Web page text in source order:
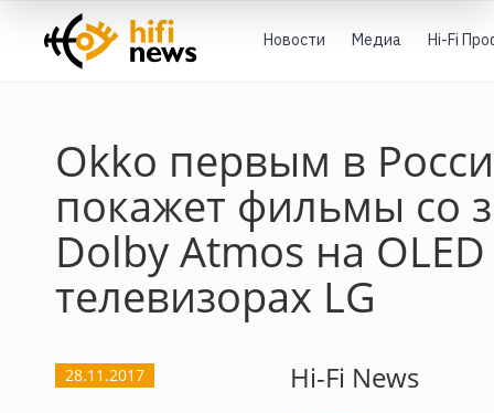
Новости Медиа Hi-Fi
Okko первым в
покажет фильмы со
Dolby Atmos на OLED
телевизорах LG
28.11.2017 Hi-Fi News